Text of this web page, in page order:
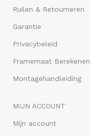
Ruilen & Retourneren
Garantie
Privacybeleid
Framemaat Berekenen
Montagehandleiding
MIJN ACCOUNT
Mijn account